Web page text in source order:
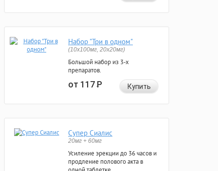
Набор "Три в одном"
(10x100мг, 20x20мг)
Большой набор из 3-х
препаратов.
от 117Р Купить
Супер Сиалис
20мг + 60мг
Усиление эрекции до 36 часов и
продление полового акта в